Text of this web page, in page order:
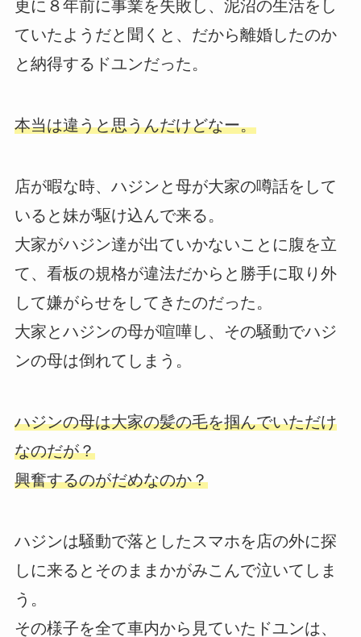
更に８年前に事業を失敗し、泥沼の生活をし
ていたようだと聞くと、だから離婚したのか
と納得するドユンだった。
本当は違うと思うんだけどなー。
店が暇な時、ハジンと母が大家の噂話をして
いると妹が駆け込んで来る。
大家がハジン達が出ていかないことに腹を立
て、看板の規格が違法だからと勝手に取り外
して嫌がらせをしてきたのだった。
大家とハジンの母が喧嘩し、その騒動でハジ
ンの母は倒れてしまう。
ハジンの母は大家の髪の毛を掴んでいただけ
なのだが？
興奮するのがだめなのか？
ハジンは騒動で落としたスマホを店の外に探
しに来るとそのままかがみこんで泣いてしま
う。
その様子を全て車内から見ていたドユンは、